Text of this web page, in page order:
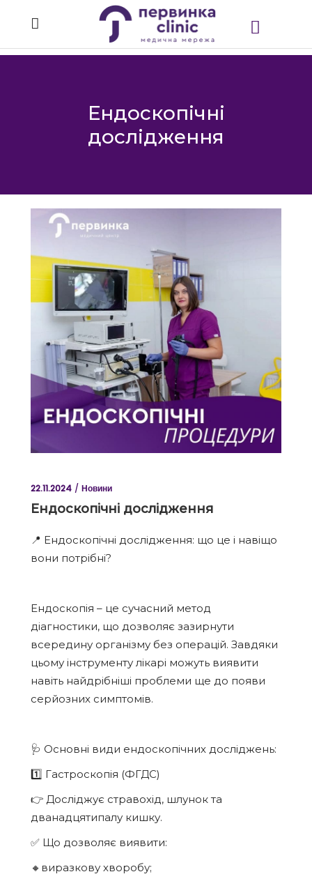
Ендоскопічні
дослідження
22.11.2024 Новини
Ендоскопічні дослідження
📍 Ендоскопічні дослідження: що це і навіщо
вони потрібні?
Ендоскопія – це сучасний метод
діагностики, що дозволяє зазирнути
всередину організму без операцій. Завдяки
цьому інструменту лікарі можуть виявити
навіть найдрібніші проблеми ще до появи
серйозних симптомів.
🩺 Основні види ендоскопічних досліджень:
1️⃣ Гастроскопія (ФГДС)
👉 Досліджує стравохід, шлунок та
дванадцятипалу кишку.
✅ Що дозволяє виявити:
🔸виразкову хворобу;